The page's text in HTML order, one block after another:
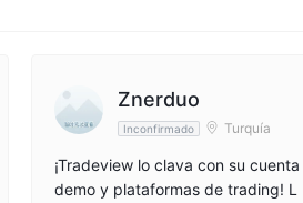
Web de la compañía
www.tradeviewlatam.com/
Znerduo
Inconfirmado Turquía
¡Tradeview lo clava con su cuenta
demo y plataformas de trading! L